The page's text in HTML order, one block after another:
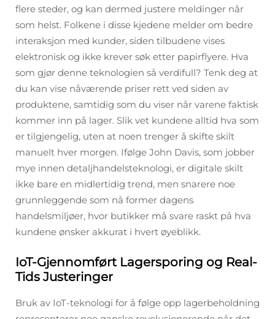
flere steder, og kan dermed justere meldinger når
som helst. Folkene i disse kjedene melder om bedre
interaksjon med kunder, siden tilbudene vises
elektronisk og ikke krever søk etter papirflyere. Hva
som gjør denne teknologien så verdifull? Tenk deg at
du kan vise nåværende priser rett ved siden av
produktene, samtidig som du viser når varene faktisk
kommer inn på lager. Slik vet kundene alltid hva som
er tilgjengelig, uten at noen trenger å skifte skilt
manuelt hver morgen. Ifølge John Davis, som jobber
mye innen detaljhandelsteknologi, er digitale skilt
ikke bare en midlertidig trend, men snarere noe
grunnleggende som nå former dagens
handelsmiljøer, hvor butikker må svare raskt på hva
kundene ønsker akkurat i hvert øyeblikk.
IoT-Gjennomført Lagersporing og Real-
Tids Justeringer
Bruk av IoT-teknologi for å følge opp lagerbeholdning